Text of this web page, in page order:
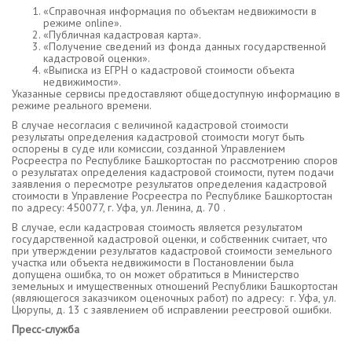
«Справочная информация по объектам недвижимости в
режиме online».
«Публичная кадастровая карта».
«Получение сведений из фонда данных государственной
кадастровой оценки».
«Выписка из ЕГРН о кадастровой стоимости объекта
недвижимости».
Указанные сервисы предоставляют общедоступную информацию в
режиме реального времени.
В случае несогласия с величиной кадастровой стоимости
результаты определения кадастровой стоимости могут быть
оспорены в суде или комиссии, созданной Управлением
Росреестра по Республике Башкортостан по рассмотрению споров
о результатах определения кадастровой стоимости, путем подачи
заявления о пересмотре результатов определения кадастровой
стоимости в Управление Росреестра по Республике Башкортостан
по адресу: 450077, г. Уфа, ул. Ленина, д. 70 .
В случае, если кадастровая стоимость является результатом
государственной кадастровой оценки, и собственник считает, что
при утверждении результатов кадастровой стоимости земельного
участка или объекта недвижимости в Постановлении была
допущена ошибка, то он может обратиться в Министерство
земельных и имущественных отношений Республики Башкортостан
(являющегося заказчиком оценочных работ) по адресу: г. Уфа, ул.
Цюрупы, д. 13 с заявлением об исправлении реестровой ошибки.
Пресс-служба